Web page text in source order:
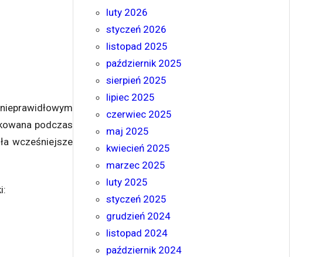
podczas
wcześniejsze
luty 2026
styczeń 2026
listopad 2025
październik 2025
sierpień 2025
lipiec 2025
czerwiec 2025
maj 2025
kwiecień 2025
marzec 2025
luty 2025
styczeń 2025
grudzień 2024
listopad 2024
październik 2024